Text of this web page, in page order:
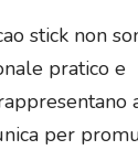
stick non
pratico e
per